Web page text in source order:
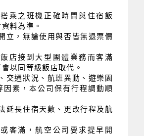
乘之班機正確時間與住宿飯
料為準。
立，無論使用與否皆無退票價
店接到大型團體業務而客滿
以同等級飯店取代。
交通狀況、航班異動、遊樂園
因素，本公司保有行程調動順
延長住宿天數、更改行程及航
客滿，航空公司要求提早開